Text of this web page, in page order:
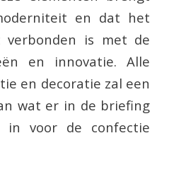
en dat het
is met de
en innovatie. Alle
en decoratie zal een
wat er in de briefing
voor de confectie